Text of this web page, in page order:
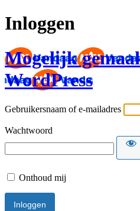
Inloggen
Mogelijk
WordPress
Gebruikersnaam of e-mailadres
Wachtwoord
Onthoud mij